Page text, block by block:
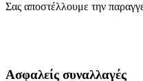
Σας αποστέλλουμε την
Ασφαλείς συναλλαγές